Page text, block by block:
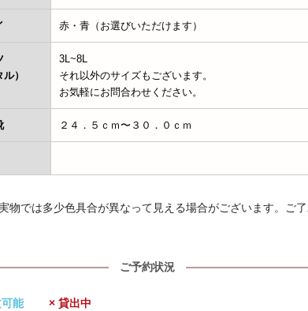
赤・青（お選びいただけます）
）
3L~8L
それ以外のサイズもございます。
お気軽にお問合わせください。
２４．５ｃｍ〜３０．０ｃｍ
物では多少色具合が異なって見える場合がございます。ご
ご予約状況
能
× 貸出中